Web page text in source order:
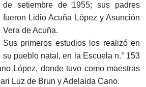
de setiembre de 1955; sus padres
fueron Lidio Acuña López y Asunción
Vera de Acuña.
Sus primeros estudios los realizó en
su pueblo natal, en la Escuela n.° 153
López, donde tuvo como maestras
Luz de Brun y Adelaida Cano.